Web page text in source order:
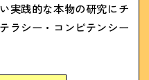
実践的な本物の研究にチ
ラシー・コンピテンシー